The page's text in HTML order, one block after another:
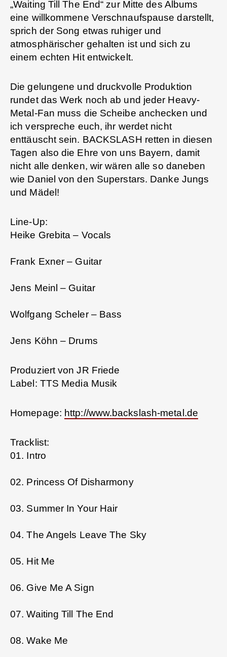
„Waiting Till The End“ zur Mitte des Albums
eine willkommene Verschnaufspause darstellt,
sprich der Song etwas ruhiger und
atmosphärischer gehalten ist und sich zu
einem echten Hit entwickelt.
Die gelungene und druckvolle Produktion
rundet das Werk noch ab und jeder Heavy-
Metal-Fan muss die Scheibe anchecken und
ich verspreche euch, ihr werdet nicht
enttäuscht sein. BACKSLASH retten in diesen
Tagen also die Ehre von uns Bayern, damit
nicht alle denken, wir wären alle so daneben
wie Daniel von den Superstars. Danke Jungs
und Mädel!
Line-Up:
Heike Grebita – Vocals
Frank Exner – Guitar
Jens Meinl – Guitar
Wolfgang Scheler – Bass
Jens Köhn – Drums
Produziert von JR Friede
Label: TTS Media Musik
Homepage: http://www.backslash-metal.de
Tracklist:
01. Intro
02. Princess Of Disharmony
03. Summer In Your Hair
04. The Angels Leave The Sky
05. Hit Me
06. Give Me A Sign
07. Waiting Till The End
08. Wake Me